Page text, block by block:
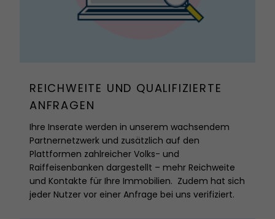
REICHWEITE UND QUALIFIZIERTE
ANFRAGEN
Ihre Inserate werden in unserem wachsendem
Partnernetzwerk und zusätzlich auf den
Plattformen zahlreicher Volks- und
Raiffeisenbanken dargestellt – mehr Reichweite
und Kontakte für Ihre Immobilien. Zudem hat sich
jeder Nutzer vor einer Anfrage bei uns verifiziert.